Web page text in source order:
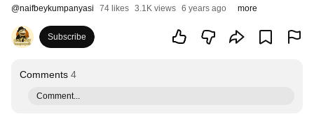
@naifbeykumpanyasi 74 likes 3.1K views 6 years ago more
Subscribe
Comments 4
Comment...